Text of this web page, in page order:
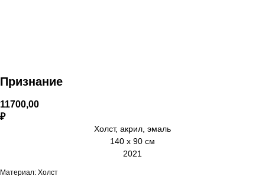
Признание
11700,00
₽
Холст, акрил, эмаль
140 х 90 см
2021
Материал: Холст